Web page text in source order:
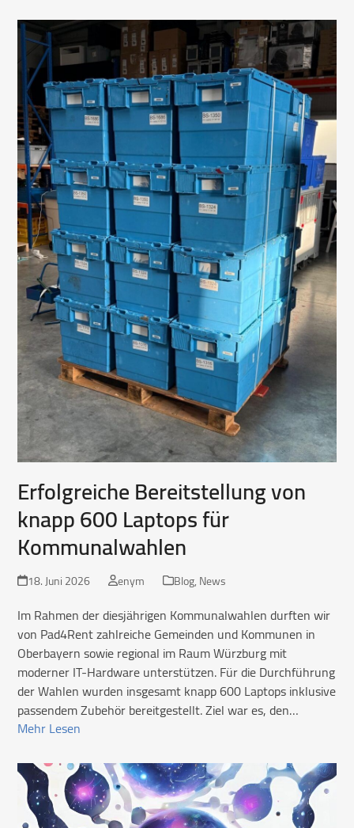
Erfolgreiche Bereitstellung von
knapp 600 Laptops für
Kommunalwahlen
18. Juni 2026 enym Blog,News
Im Rahmen der diesjährigen Kommunalwahlen durften wir
von Pad4Rent zahlreiche Gemeinden und Kommunen in
Oberbayern sowie regional im Raum Würzburg mit
moderner IT-Hardware unterstützen. Für die Durchführung
der Wahlen wurden insgesamt knapp 600 Laptops inklusive
passendem Zubehör bereitgestellt. Ziel war es, den…
Mehr Lesen